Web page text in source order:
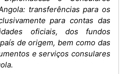
transferências para os
para contas das
oficiais, dos fundos
de origem, bem como das
e serviços consulares